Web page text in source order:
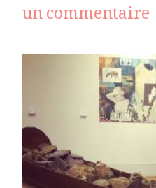
un commentaire